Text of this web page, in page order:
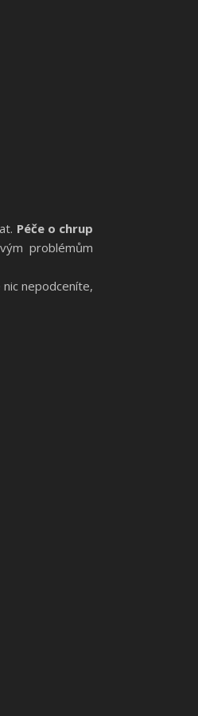
Péče o chrup
problémům
nepodceníte,